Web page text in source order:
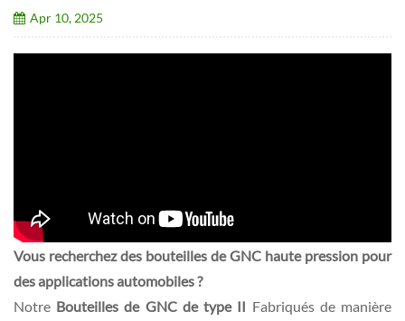
Apr 10, 2025
Vous recherchez des bouteilles de GNC haute pression pour
des applications automobiles ?
Notre Bouteilles de GNC de type II Fabriqués de manière